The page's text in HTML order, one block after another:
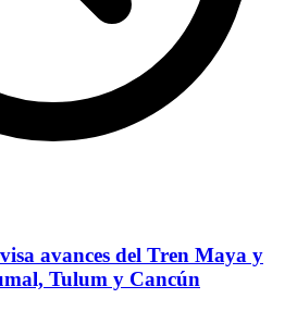
avances del Tren Maya y
Tulum y Cancún